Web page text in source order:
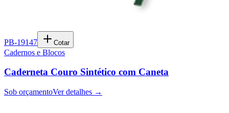
PB-19147 Cotar
Cadernos e Blocos
Caderneta Couro Sintético com Caneta
Sob orçamentoVer detalhes →